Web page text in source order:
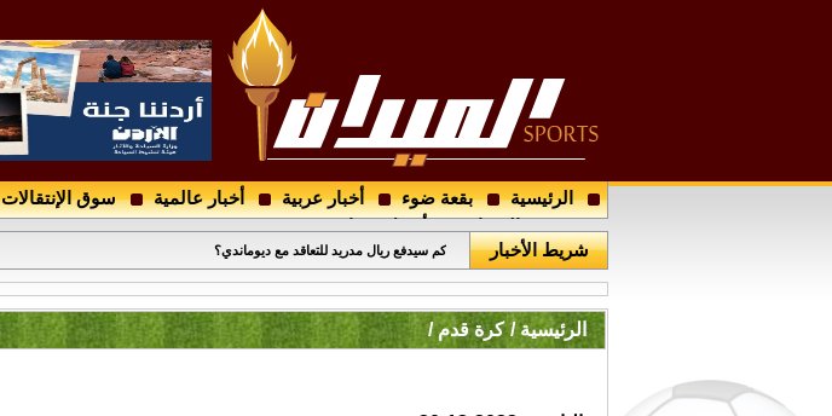
الرئيسية بقعة ضوء أخبار عربية أخبار عالمية سوق الإنتقالات
مجتمع الميدان
أرسل خبرا
شريط الأخبار
اتحاد الكرة يُجري قرعة دوري الدرجتين الأولى والثانية والأدوار التمهيدية لكأس الأردن
كم سيدفع ريال مدريد للتعاقد مع ديوماندي؟
الرئيسية / كرة قدم /